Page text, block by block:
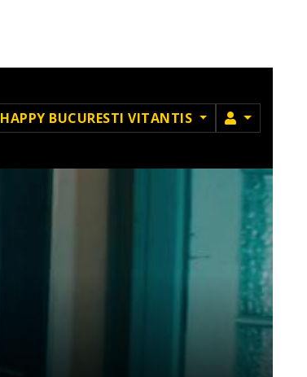
HAPPY BUCURESTI VITANTIS MEMBRU